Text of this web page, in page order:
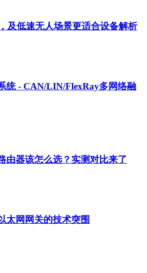
及低速无人场景更适合设备解析
统 - CAN/LIN/FlexRay多网络融
由器该怎么选？实测对比来了
太网网关的技术突围